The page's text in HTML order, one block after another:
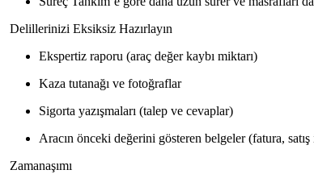
Delillerinizi Eksiksiz Hazırlayın
Ekspertiz raporu (araç değer kaybı miktarı)
Kaza tutanağı ve fotoğraflar
Sigorta yazışmaları (talep ve cevaplar)
Aracın önceki değerini gösteren belgeler (fatura, satış
Zamanaşımı